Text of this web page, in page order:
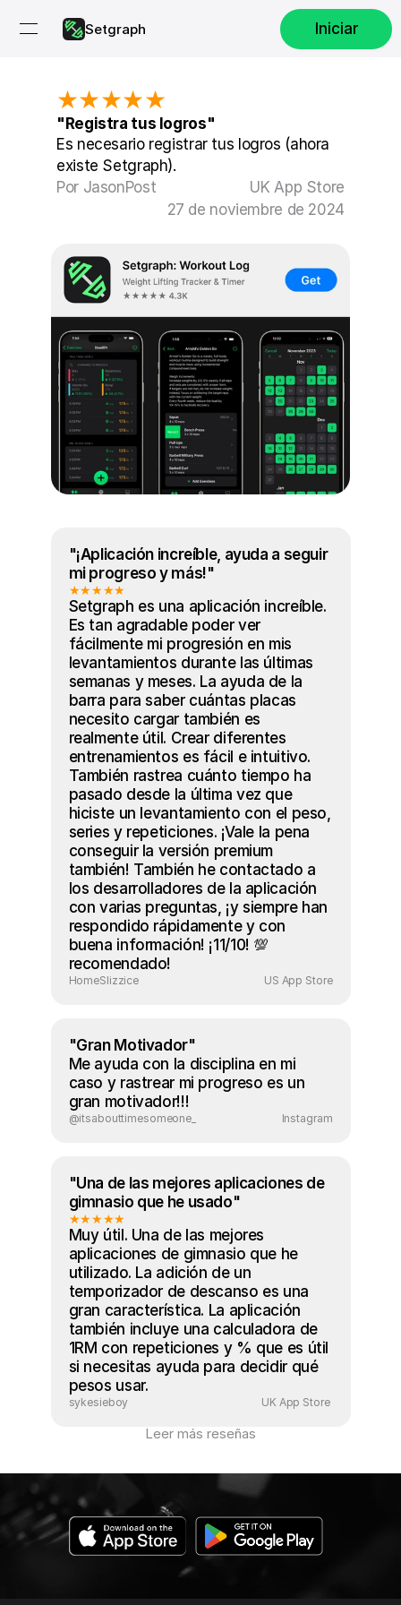
Setgraph Iniciar
★★★★★
"Registra tus logros"
Es necesario registrar tus logros (ahora
existe Setgraph).
Por JasonPost
UK App Store
27 de noviembre de 2024
"¡Aplicación increíble, ayuda a seguir
mi progreso y más!"
★★★★★
Setgraph es una aplicación increíble.
Es tan agradable poder ver
fácilmente mi progresión en mis
levantamientos durante las últimas
semanas y meses. La ayuda de la
barra para saber cuántas placas
necesito cargar también es
realmente útil. Crear diferentes
entrenamientos es fácil e intuitivo.
También rastrea cuánto tiempo ha
pasado desde la última vez que
hiciste un levantamiento con el peso,
series y repeticiones. ¡Vale la pena
conseguir la versión premium
también! También he contactado a
los desarrolladores de la aplicación
con varias preguntas, ¡y siempre han
respondido rápidamente y con
buena información! ¡11/10! 💯
recomendado!
HomeSlizzice US App Store
"Gran Motivador"
Me ayuda con la disciplina en mi
caso y rastrear mi progreso es un
gran motivador!!!
@itsabouttimesomeone_ Instagram
"Una de las mejores aplicaciones de
gimnasio que he usado"
★★★★★
Muy útil. Una de las mejores
aplicaciones de gimnasio que he
utilizado. La adición de un
temporizador de descanso es una
gran característica. La aplicación
también incluye una calculadora de
1RM con repeticiones y % que es útil
si necesitas ayuda para decidir qué
pesos usar.
sykesieboy UK App Store
Leer más reseñas